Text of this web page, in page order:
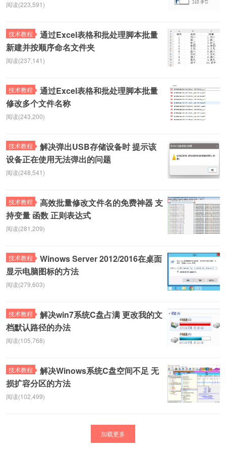
阅读(223,591)
技术教程
通过Excel表格和批处理脚本批量
新建并按顺序命名文件夹
阅读(237,141)
技术教程
通过Excel表格和批处理脚本批量
修改多个文件名称
阅读(243,200)
技术教程
解决弹出USB存储设备时 提示该
设备正在使用无法弹出的问题
阅读(248,541)
技术教程
高效批量修改文件名的免费神器 支
持变量 函数 正则表达式
阅读(281,209)
技术教程
Winows Server 2012/2016在桌面
显示电脑图标的方法
阅读(279,603)
技术教程
解决win7系统C盘占满 更改我的文
档默认路径的办法
阅读(105,768)
技术教程
解决Winows系统C盘空间不足 无
损扩容分区的方法
阅读(102,499)
加载更多